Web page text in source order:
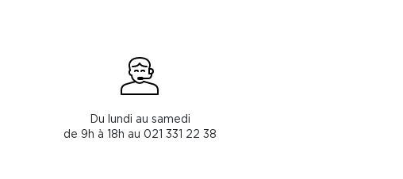
Du lundi au samedi
de 9h à 18h au 021 331 22 38